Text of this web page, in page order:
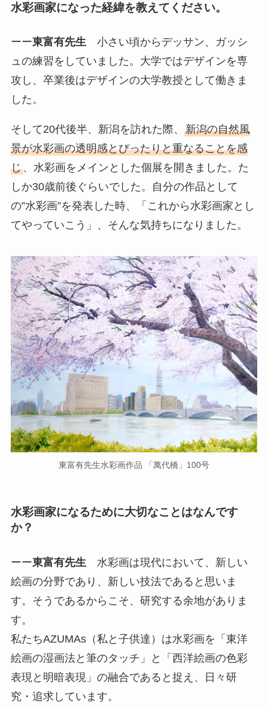
水彩画家になった経緯を教えてください。
ーー東富有先生 小さい頃からデッサン、ガッシ
ュの練習をしていました。大学ではデザインを専
攻し、卒業後はデザインの大学教授として働きま
した。
そして20代後半、新潟を訪れた際、 新潟の自然風
景が水彩画の透明感とぴったりと重なることを感
じ、水彩画をメインとした個展を開きました。た
しか30歳前後ぐらいでした。自分の作品として
の”水彩画”を発表した時、「これから水彩画家とし
てやっていこう」、そんな気持ちになりました。
東富有先生水彩画作品 「萬代橋」100号
水彩画家になるために大切なことはなんです
か？
ーー東富有先生 水彩画は現代において、新しい
絵画の分野であり、新しい技法であると思いま
す。そうであるからこそ、研究する余地がありま
す。
私たちAZUMAs（私と子供達）は水彩画を「東洋
絵画の湿画法と筆のタッチ」と「西洋絵画の色彩
表現と明暗表現」の融合であると捉え、日々研
究・追求しています。